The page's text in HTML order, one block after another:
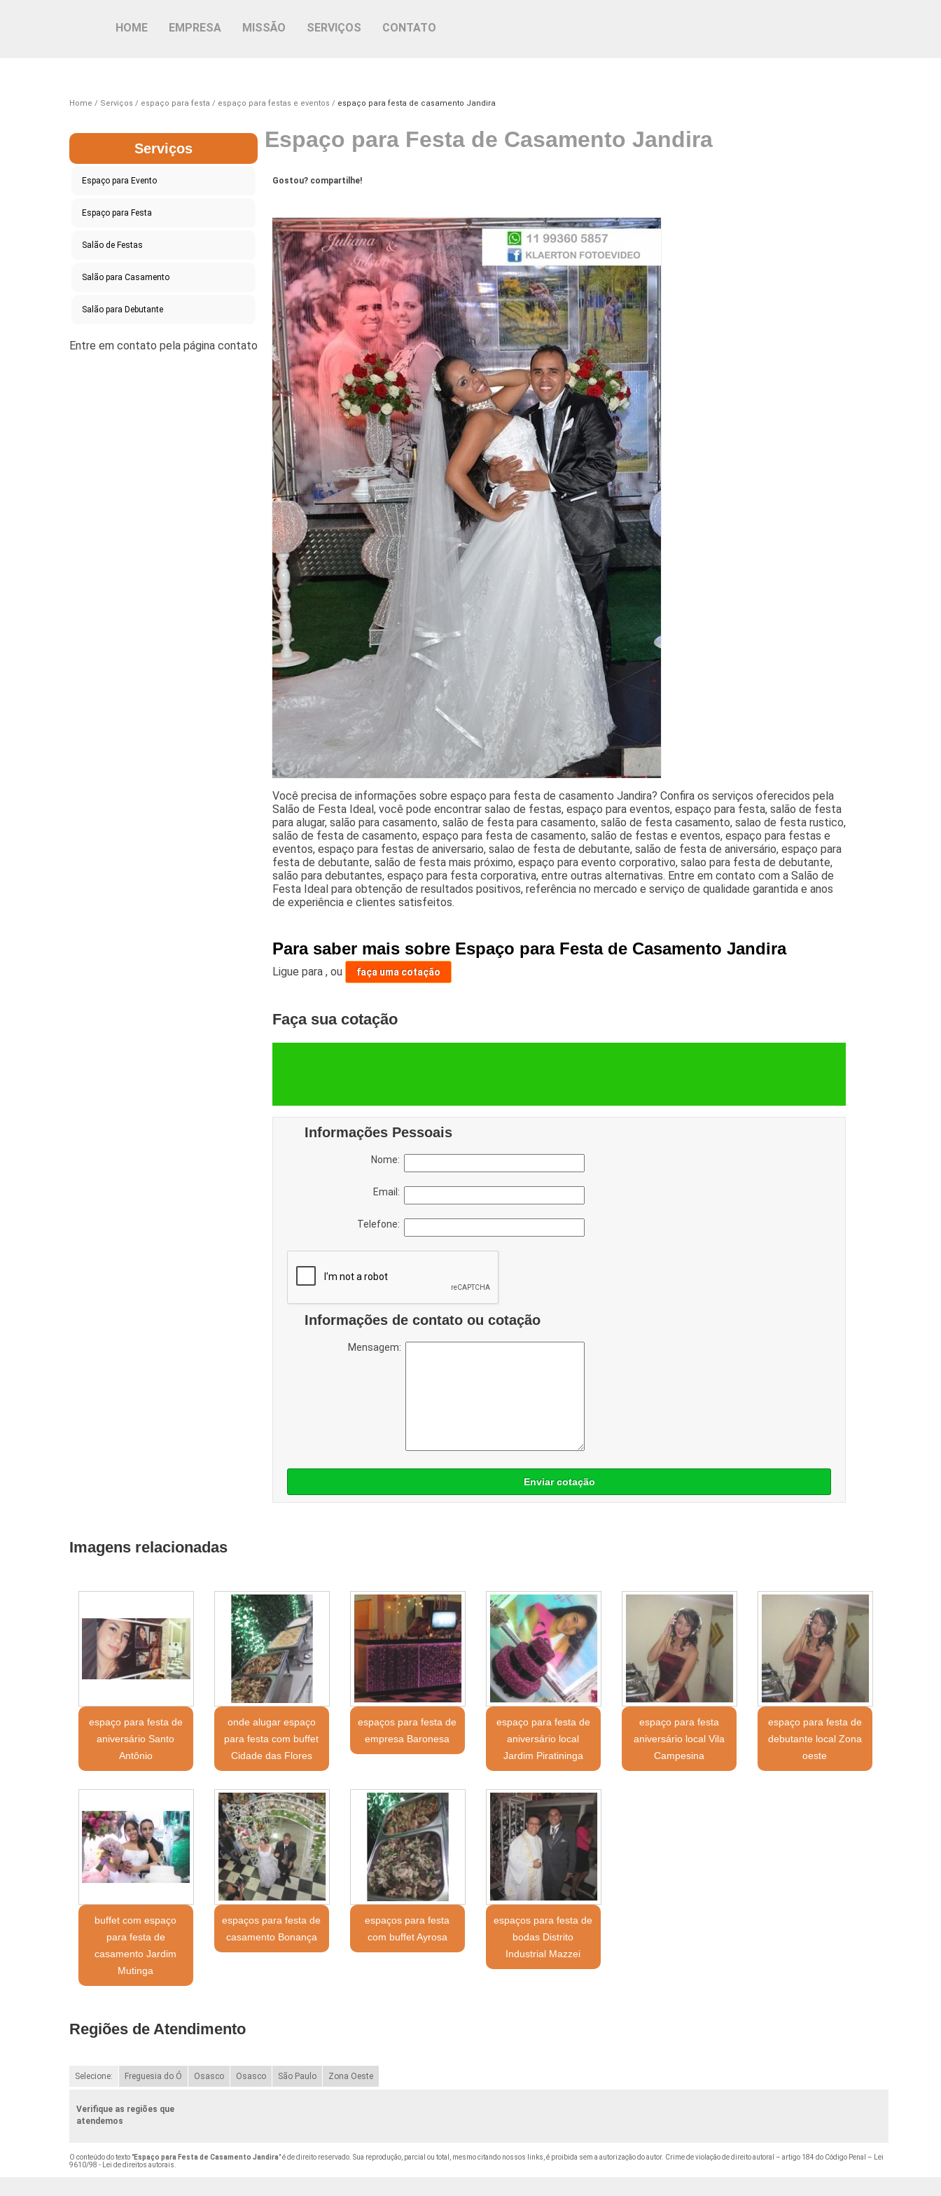
HOME EMPRESA MISSÃO SERVIÇOS CONTATO
Home Serviços espaço para festa espaço para festas e eventos espaço para festa de casamento Jandira
Serviços
Espaço para Evento
Espaço para Festa
Salão de Festas
Salão para Casamento
Salão para Debutante
Espaço para Festa de Casamento Jandira
Gostou? compartilhe!
Você precisa de informações sobre espaço para festa de casamento Jandira? Confira os serviços oferecidos pela
Salão de Festa Ideal, você pode encontrar salao de festas, espaço para eventos, espaço para festa, salão de festa
para alugar, salão para casamento, salão de festa para casamento, salão de festa casamento, salao de festa rustico,
salão de festa de casamento, espaço para festa de casamento, salão de festas e eventos, espaço para festas e
eventos, espaço para festas de aniversario, salao de festa de debutante, salão de festa de aniversário, espaço para
festa de debutante, salão de festa mais próximo, espaço para evento corporativo, salao para festa de debutante,
salão para debutantes, espaço para festa corporativa, entre outras alternativas. Entre em contato com a Salão de
Festa Ideal para obtenção de resultados positivos, referência no mercado e serviço de qualidade garantida e anos
de experiência e clientes satisfeitos.
Para saber mais sobre Espaço para Festa de Casamento Jandira
Ligue para,ou faça uma cotação
Faça sua cotação
Informações Pessoais
Nome:
Email:
Telefone:
Informações de contato ou cotação
Mensagem:
Enviar cotação
Imagens relacionadas
espaço para festa de
aniversário Santo
Antônio
onde alugar espaço
para festa com buffet
Cidade das Flores
espaços para festa de
empresa Baronesa
espaço para festa de
aniversário local
Jardim Piratininga
espaço para festa
aniversário local Vila
Campesina
espaço para festa de
debutante local Zona
oeste
buffet com espaço
para festa de
casamento Jardim
Mutinga
espaços para festa de
casamento Bonança
espaços para festa
com buffet Ayrosa
espaços para festa de
bodas Distrito
Industrial Mazzei
Regiões de Atendimento
Selecione: Freguesia do Ó Osasco Osasco São Paulo Zona Oeste
Verifique as regiões que
atendemos
O conteúdo do texto "Espaço para Festa de Casamento Jandira" é de direito reservado. Sua reprodução, parcial ou total, mesmo citando nossos links, é proibida sem a autorização do autor. Crime de violação de direito autoral – artigo 184 do Código Penal –
Lei
9610/98 - Lei de direitos autorais